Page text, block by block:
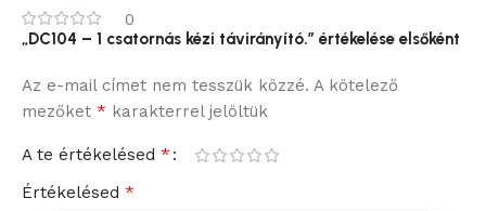
0
„DC104 – 1 csatornás kézi távirányító.” értékelése elsőként
Az e-mail címet nem tesszük közzé. A kötelező
mezőket * karakterrel jelöltük
A te értékelésed *
Értékelésed *